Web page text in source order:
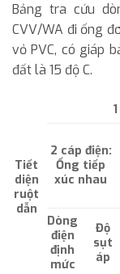
Bảng tra cứu
CVV/WA đi ống
vỏ PVC, có giáp
đất là 15 độ C.
Tiết
diện
ruột
dẫn
2 cáp điện:
Ống tiếp
xúc nhau
Dòng
điện
định
mức
Độ
sụt
áp